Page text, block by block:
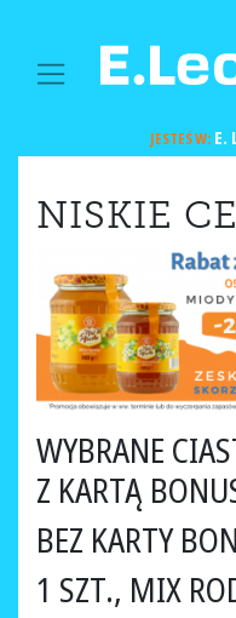
MAIN
JESTEŚ W:E.
NISKIE
WYBRANE
Z KARTĄ
BEZ KARTY
1 SZT., MIX